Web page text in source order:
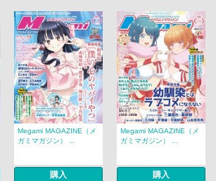
Megami MAGAZINE（メ
ガミマガジン） ...
購入
Megami MAGAZINE（メ
ガミマガジン） ...
購入